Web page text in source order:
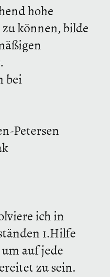
hohe
können, bilde
bei
Petersen
ich in
1.Hilfe
auf jede
zu sein.